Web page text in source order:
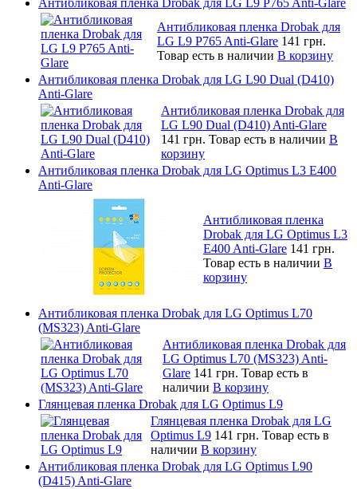
Антибликовая пленка Drobak для
LG L9 P765 Anti-Glare 141 грн.
Товар есть в наличии В корзину
Антибликовая пленка Drobak для LG L90 Dual (D410)
Anti-Glare
Антибликовая пленка Drobak для
LG L90 Dual (D410) Anti-Glare
141 грн. Товар есть в наличии В
корзину
Антибликовая пленка Drobak для LG Optimus L3 E400
Anti-Glare
Антибликовая пленка
Drobak для LG Optimus L3
E400 Anti-Glare 141 грн.
Товар есть в наличии В
корзину
Антибликовая пленка Drobak для LG Optimus L70
(MS323) Anti-Glare
Антибликовая пленка Drobak для
LG Optimus L70 (MS323) Anti-
Glare 141 грн. Товар есть в
наличии В корзину
Глянцевая пленка Drobak для LG Optimus L9
Глянцевая пленка Drobak для LG
Optimus L9 141 грн. Товар есть в
наличии В корзину
Антибликовая пленка Drobak для LG Optimus L90
(D415) Anti-Glare